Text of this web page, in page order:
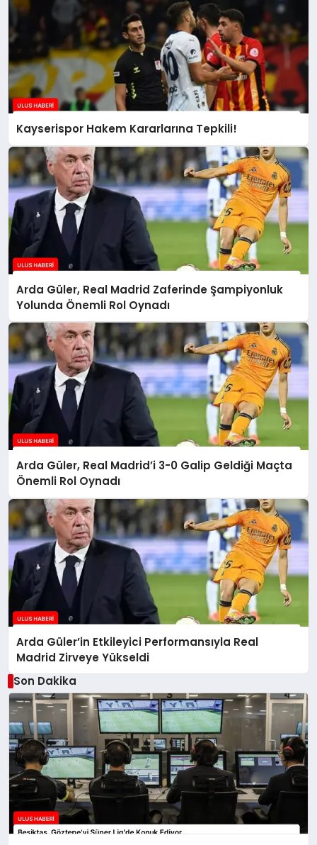
Kayserispor Hakem Kararlarına Tepkili!
Arda Güler, Real Madrid Zaferinde Şampiyonluk
Yolunda Önemli Rol Oynadı
Arda Güler, Real Madrid’i 3-0 Galip Geldiği Maçta
Önemli Rol Oynadı
Arda Güler’in Etkileyici Performansıyla Real
Madrid Zirveye Yükseldi
Son Dakika